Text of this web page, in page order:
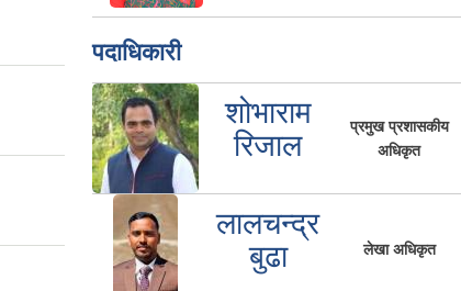
पदाधिकारी
शोभाराम
रिजाल
प्रमुख प्रशासकीय
अधिकृत
लालचन्द्र
बुढा
लेखा अधिकृत